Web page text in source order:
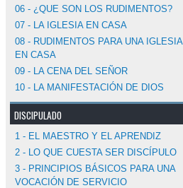
06 - ¿QUE SON LOS RUDIMENTOS?
07 - LA IGLESIA EN CASA
08 - RUDIMENTOS PARA UNA IGLESIA
EN CASA
09 - LA CENA DEL SEÑOR
10 - LA MANIFESTACIÓN DE DIOS
DISCIPULADO
1 - EL MAESTRO Y EL APRENDIZ
2 - LO QUE CUESTA SER DISCÍPULO
3 - PRINCIPIOS BÁSICOS PARA UNA
VOCACIÓN DE SERVICIO